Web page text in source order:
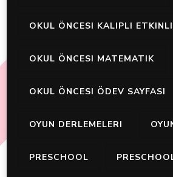
OKUL ÖNCESI KALIPLI
OKUL ÖNCESI MATEMATIK
OKUL ÖNCESI ÖDEV SAYFASI
OYUN DERLEMELERI
PRESCHOOL